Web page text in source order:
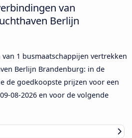
van
Berlijn
1 busmaatschappijen vertrekken
Berlijn Brandenburg: in de
de goedkoopste prijzen voor een
09-08-2026 en voor de volgende